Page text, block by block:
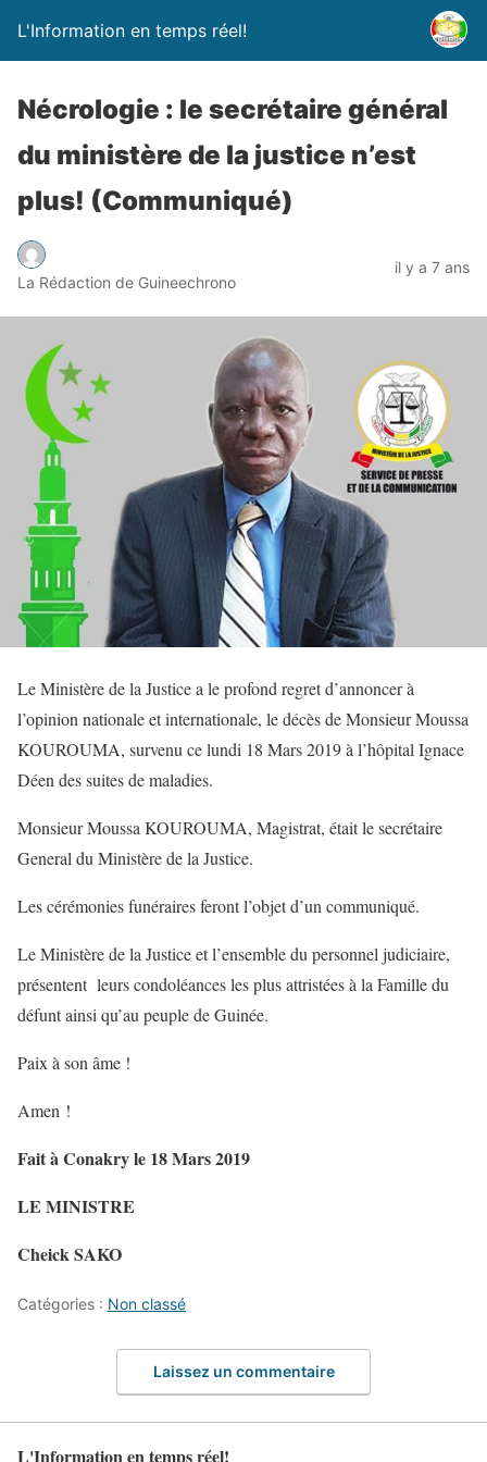
L'Information en temps réel!
Nécrologie : le secrétaire général
du ministère de la justice n’est
plus! (Communiqué)
La Rédaction de Guineechrono
il y a 7 ans
Le Ministère de la Justice a le profond regret d’annoncer à
l’opinion nationale et internationale, le décès de Monsieur Moussa
KOUROUMA, survenu ce lundi 18 Mars 2019 à l’hôpital Ignace
Déen des suites de maladies.
Monsieur Moussa KOUROUMA, Magistrat, était le secrétaire
General du Ministère de la Justice.
Les cérémonies funéraires feront l’objet d’un communiqué.
Le Ministère de la Justice et l’ensemble du personnel judiciaire,
présentent leurs condoléances les plus attristées à la Famille du
défunt ainsi qu’au peuple de Guinée.
Paix à son âme !
Amen !
Fait à Conakry le 18 Mars 2019
LE MINISTRE
Cheick SAKO
Catégories : Non classé
Laissez un commentaire
L'Information en temps réel!